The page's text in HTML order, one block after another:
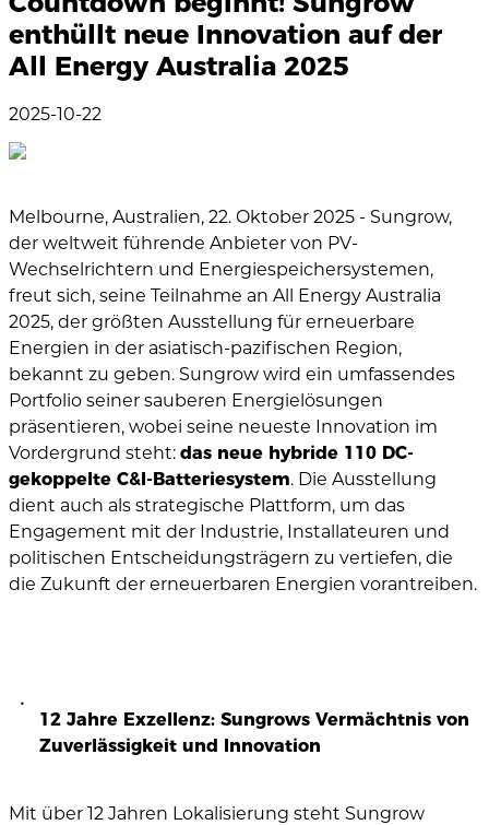
enthüllt neue Innovation auf der
All Energy Australia 2025
2025-10-22
Melbourne, Australien, 22. Oktober 2025 - Sungrow,
der weltweit führende Anbieter von PV-
Wechselrichtern und Energiespeichersystemen,
freut sich, seine Teilnahme an All Energy Australia
2025, der größten Ausstellung für erneuerbare
Energien in der asiatisch-pazifischen Region,
bekannt zu geben. Sungrow wird ein umfassendes
Portfolio seiner sauberen Energielösungen
präsentieren, wobei seine neueste Innovation im
Vordergrund steht: das neue hybride 110 DC-
gekoppelte C&I-Batteriesystem. Die Ausstellung
dient auch als strategische Plattform, um das
Engagement mit der Industrie, Installateuren und
politischen Entscheidungsträgern zu vertiefen, die
die Zukunft der erneuerbaren Energien vorantreiben.
12 Jahre Exzellenz: Sungrows Vermächtnis von
Zuverlässigkeit und Innovation
Mit über 12 Jahren Lokalisierung steht Sungrow